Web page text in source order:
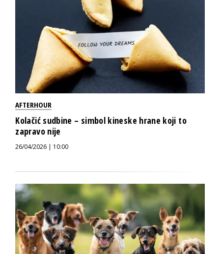
AFTERHOUR
Kolačić sudbine – simbol kineske hrane koji to
zapravo nije
26/04/2026 | 10:00